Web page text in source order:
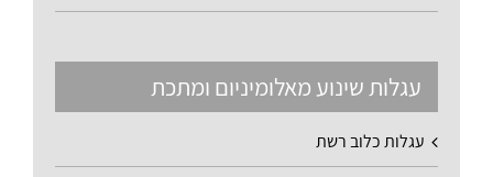
עגלות שינוע מאלומיניום ומתכת
עגלות כלוב רשת